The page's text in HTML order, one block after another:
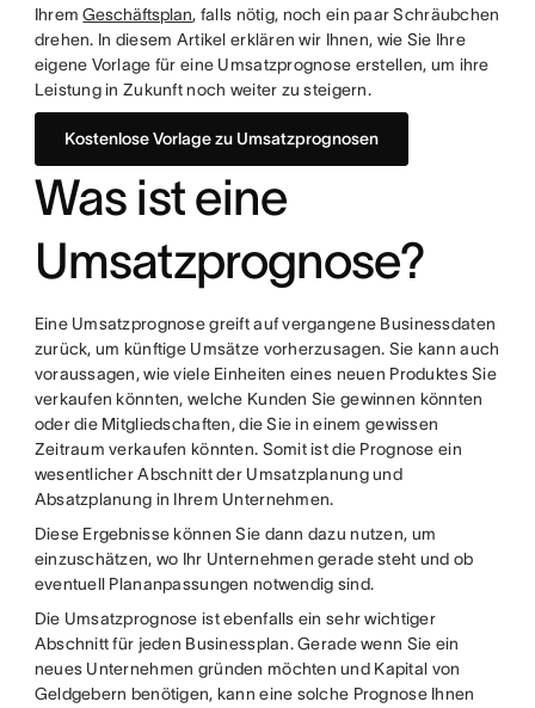
IhremGeschäftsplan, falls nötig, noch ein paar Schräubchen
drehen. In diesem Artikel erklären wir Ihnen, wie Sie Ihre
eigene Vorlage für eine Umsatzprognose erstellen, um ihre
Leistung in Zukunft noch weiter zu steigern.
Kostenlose Vorlage zu Umsatzprognosen
Was ist eine
Umsatzprognose?
Eine Umsatzprognose greift auf vergangene Businessdaten
zurück, um künftige Umsätze vorherzusagen. Sie kann auch
voraussagen, wie viele Einheiten eines neuen Produktes Sie
verkaufen könnten, welche Kunden Sie gewinnen könnten
oder die Mitgliedschaften, die Sie in einem gewissen
Zeitraum verkaufen könnten. Somit ist die Prognose ein
wesentlicher Abschnitt der Umsatzplanung und
Absatzplanung in Ihrem Unternehmen.
Diese Ergebnisse können Sie dann dazu nutzen, um
einzuschätzen, wo Ihr Unternehmen gerade steht und ob
eventuell Plananpassungen notwendig sind.
Die Umsatzprognose ist ebenfalls ein sehr wichtiger
Abschnitt für jeden Businessplan. Gerade wenn Sie ein
neues Unternehmen gründen möchten und Kapital von
Geldgebern benötigen, kann eine solche Prognose Ihnen